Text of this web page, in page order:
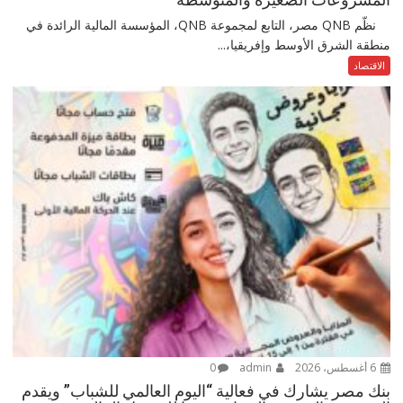
نظّم QNB مصر، التابع لمجموعة QNB، المؤسسة المالية الرائدة في
منطقة الشرق الأوسط وإفريقيا،...
الاقتصاد
6 أغسطس، 2026 0
بنك مصر يشارك في فعالية “اليوم العالمي للشباب” ويقدم